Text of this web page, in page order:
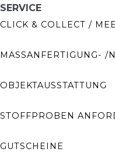
SERVICE
CLICK & COLLECT /
MASSANFERTIGUNG- /
OBJEKTAUSSTATTUNG
STOFFPROBEN
GUTSCHEINE